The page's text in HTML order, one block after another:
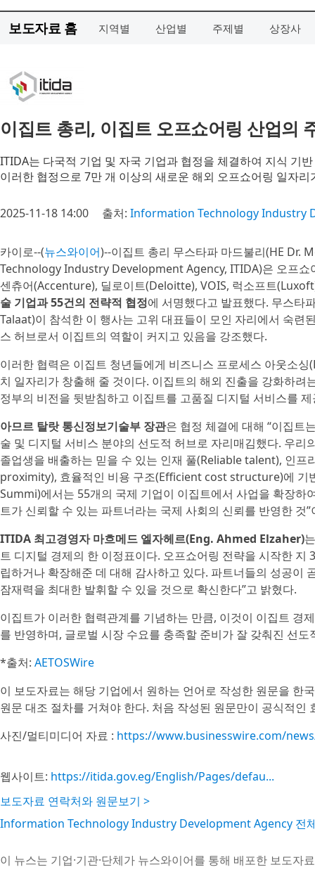
보도자료 홈 지역별 산업별 주제별 상장사
이집트 총리, 이집트 오프쇼어링 산업의
ITIDA는 다국적 기업 및 자국 기업과 협정을 체결하여 지식 기
이러한 협정으로 7만 개 이상의 새로운 해외 오프쇼어링 일자
2025-11-18 14:00 출처: Information Technology Industry
카이로--(뉴스와이어)--이집트 총리 무스타파 마드불리(HE
Technology Industry Development Agency, ITIDA)은 오프
센츄어(Accenture), 딜로이트(Deloitte), VOIS, 럭소프트
술 기업과 55건의 전략적 협정에 서명했다고 발표했다. 무스타
Talaat)이 참석한 이 행사는 고위 대표들이 모인 자리에서 숙련
스 허브로서 이집트의 역할이 커지고 있음을 강조했다.
이러한 협력은 이집트 청년들에게 비즈니스 프로세스 아웃소
치 일자리가 창출해 줄 것이다. 이집트의 해외 진출을 강화하
정부의 비전을 뒷받침하고 이집트를 고품질 디지털 서비스를
아므르 탈랏 통신정보기술부 장관은 협정 체결에 대해 “이집트
술 및 디지털 서비스 분야의 선도적 허브로 자리매김했다. 우리
졸업생을 배출하는 믿을 수 있는 인재 풀(Reliable talent), 인
proximity), 효율적인 비용 구조(Efficient cost structure)에 기
Summi)에서는 55개의 국제 기업이 이집트에서 사업을 확장하
트가 신뢰할 수 있는 파트너라는 국제 사회의 신뢰를 반영한 것
ITIDA 최고경영자 마흐메드 엘자헤르(Eng. Ahmed Elzaher)
트 디지털 경제의 한 이정표이다. 오프쇼어링 전략을 시작한
립하거나 확장해준 데 대해 감사하고 있다. 파트너들의 성공이
잠재력을 최대한 발휘할 수 있을 것으로 확신한다”고 밝혔다.
이집트가 이러한 협력관계를 기념하는 만큼, 이것이 이집트 경
를 반영하며, 글로벌 시장 수요를 충족할 준비가 잘 갖춰진 선
*출처: AETOSWire
이 보도자료는 해당 기업에서 원하는 언어로 작성한 원문을 한
원문 대조 절차를 거쳐야 한다. 처음 작성된 원문만이 공식적
사진/멀티미디어 자료 : https://www.businesswire.com/
웹사이트: https://itida.gov.eg/English/Pages/defau...
보도자료 연락처와 원문보기 >
Information Technology Industry Development Agency 전
이 뉴스는 기업·기관·단체가 뉴스와이어를 통해 배포한 보도자